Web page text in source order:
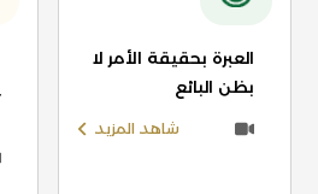
العبرة بحقيقة الأمر لا
بظن البائع
شاهد المزيد